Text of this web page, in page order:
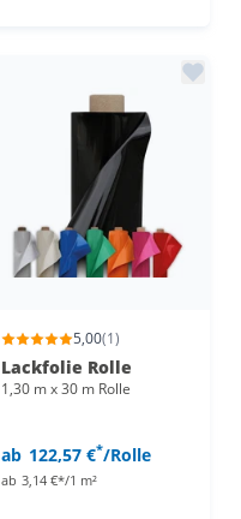
5,00(1)
Lackfolie Rolle
1,30 m x 30 m Rolle
ab 122,57 €*/Rolle
ab 3,14 €*/1 m²